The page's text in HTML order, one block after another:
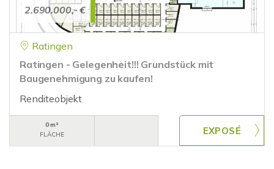
2.690.000,- €
Ratingen
Ratingen - Gelegenheit!!! Grundstück mit
Baugenehmigung zu kaufen!
Renditeobjekt
0 m²
FLÄCHE